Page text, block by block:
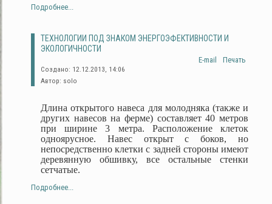
Подробнее...
ТЕХНОЛОГИИ ПОД ЗНАКОМ ЭНЕРГОЭФЕКТИВНОСТИ И
ЭКОЛОГИЧНОСТИ
Печать
E-mail
Создано: 12.12.2013, 14:06
Автор: solo
Длина открытого навеса для молодняка (также и
других навесов на ферме) составляет 40 метров
при ширине 3 метра. Расположение клеток
одноярусное. Навес открыт с боков, но
непосредственно клетки с задней стороны имеют
деревянную обшивку, все остальные стенки
сетчатые.
Подробнее...